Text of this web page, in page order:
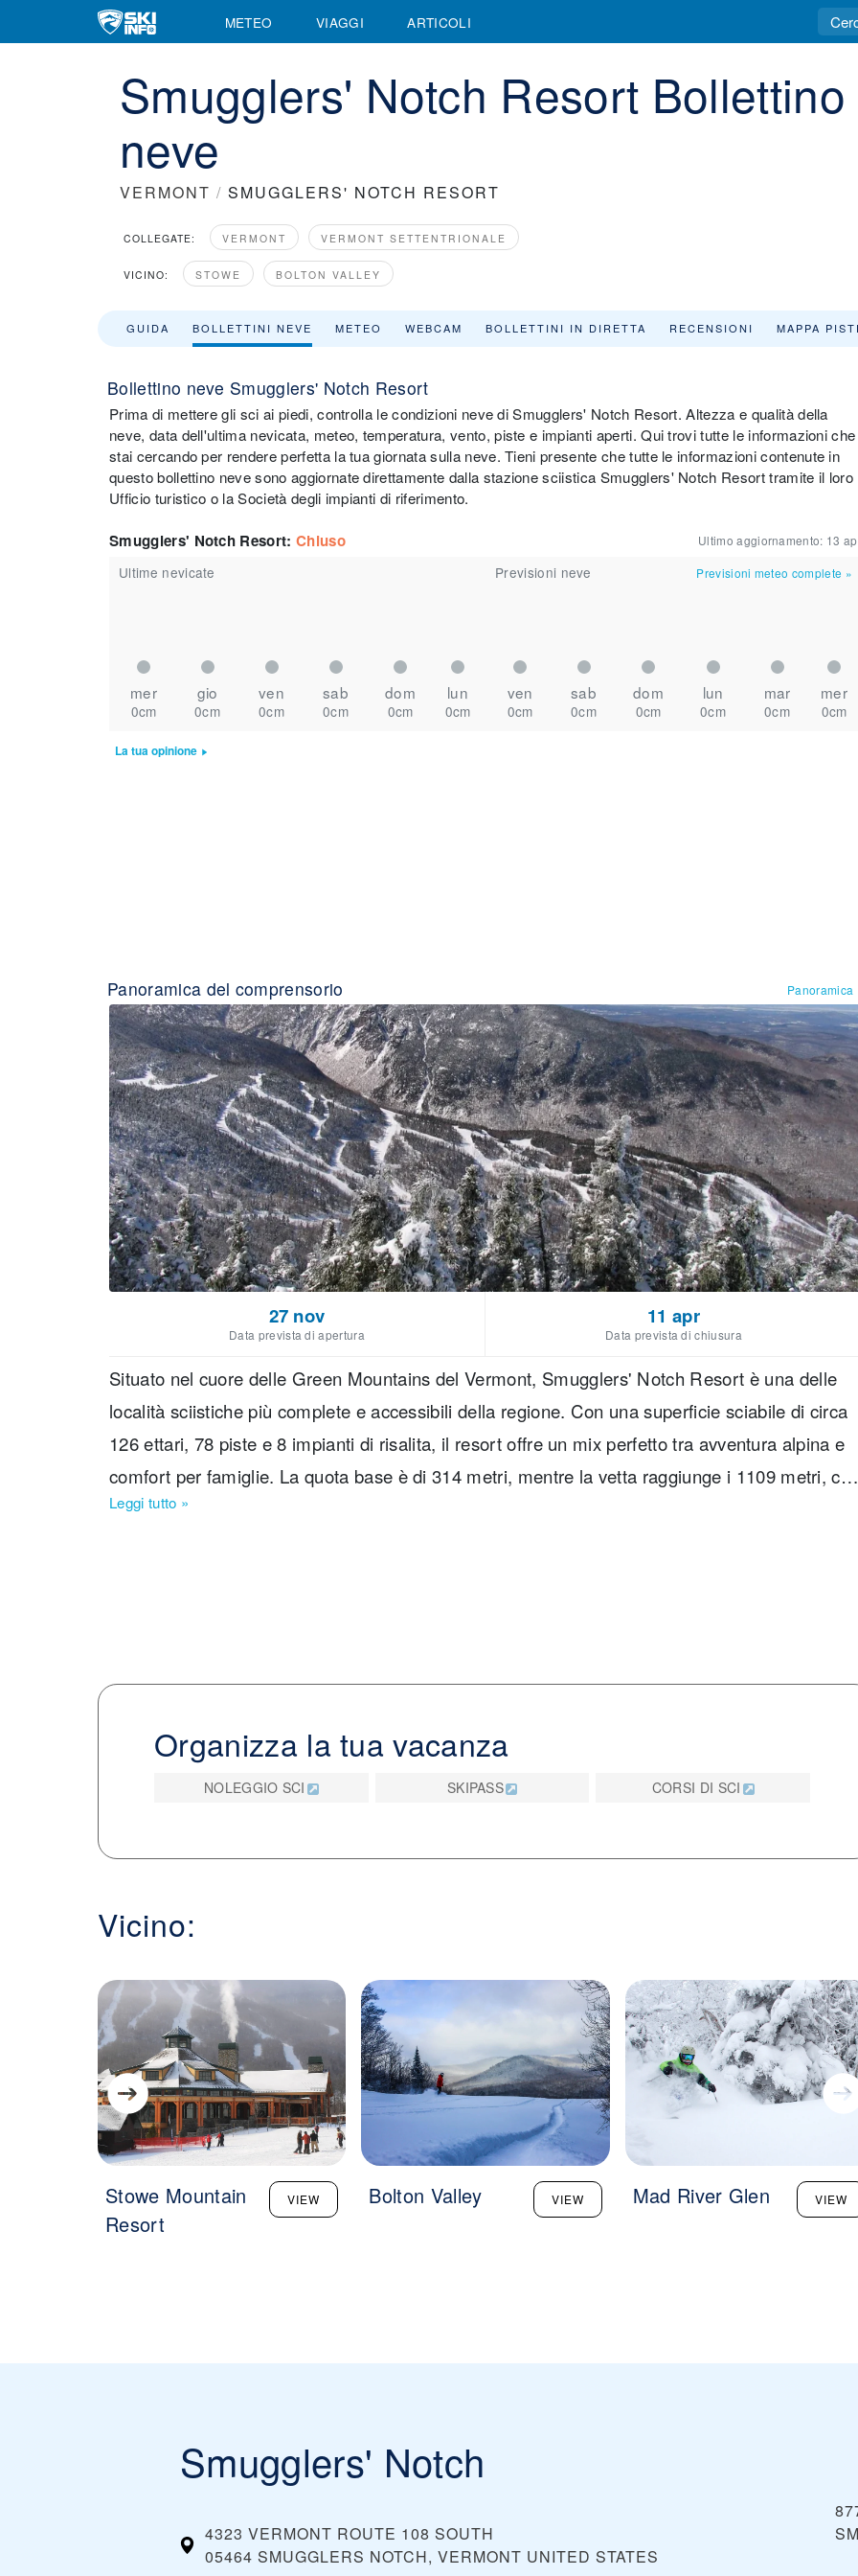
METEO VIAGGI ARTICOLI
Smugglers' Notch Resort Bollettino
neve
VERMONT / SMUGGLERS' NOTCH RESORT
COLLEGATE: VERMONT VERMONT SETTENTRIONALE
VICINO: STOWE BOLTON VALLEY
GUIDA BOLLETTINI NEVE METEO WEBCAM BOLLETTINI IN DIRETTA RECENSIONI MAPPA
Bollettino neve Smugglers' Notch Resort
Prima di mettere gli sci ai piedi, controlla le condizioni neve di Smugglers' Notch Resort. Altezza e qualità della
neve, data dell'ultima nevicata, meteo, temperatura, vento, piste e impianti aperti. Qui trovi tutte le informazioni che
stai cercando per rendere perfetta la tua giornata sulla neve. Tieni presente che tutte le informazioni contenute in
questo bollettino neve sono aggiornate direttamente dalla stazione sciistica Smugglers' Notch Resort tramite il loro
Ufficio turistico o la Società degli impianti di riferimento.
Smugglers' Notch Resort:Chiuso Ultimo aggiornamento: 13
Ultime nevicate
mer gio ven sab dom lun
0cm 0cm 0cm 0cm 0cm 0cm
Previsioni neve Previsioni meteo complete »
ven sab dom lun mar mer
0cm 0cm 0cm 0cm 0cm 0cm
La tua opinione
Panoramica del comprensorio Panoramica
27 nov
Data prevista di apertura
11 apr
Data prevista di chiusura
Situato nel cuore delle Green Mountains del Vermont, Smugglers' Notch Resort è una delle
località sciistiche più complete e accessibili della regione. Con una superficie sciabile di circa
126 ettari, 78 piste e 8 impianti di risalita, il resort offre un mix perfetto tra avventura alpina e
comfort per famiglie. La quota base è di 314 metri, mentre la vetta raggiunge i 1109 metri,
un dislivello di 796 metri. Le piste sono suddivise in modo equilibrato: 17% per principianti,
curate e servizi pensati per ogni tipo di sciatore. Che tu venga per una giornata o per un’intera
settimana, troverai un ambiente accogliente, panorami mozzafiato e un’ottima varietà di
attività sulla neve.
Leggi tutto »
Organizza la tua vacanza
NOLEGGIO SCI SKIPASS CORSI DI SCI
Vicino:
Stowe Mountain
Resort
VIEW Bolton Valley VIEW Mad River Glen VIEW
Smugglers' Notch
4323 VERMONT ROUTE 108 SOUTH
05464 SMUGGLERS NOTCH, VERMONT UNITED STATES